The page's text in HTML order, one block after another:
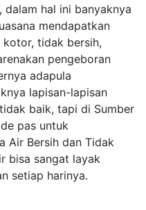
hal ini banyaknya
mendapatkan
tidak bersih,
pengeboran
adapula
lapisan-lapisan
baik, tapi di Sumber
pas untuk
Air Bersih dan Tidak
bisa sangat layak
setiap harinya.